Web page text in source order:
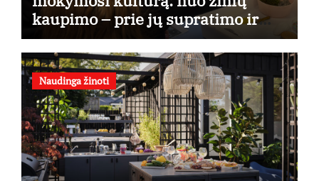
kaupimo – prie jų supratimo ir
taikymo
Naudinga žinoti